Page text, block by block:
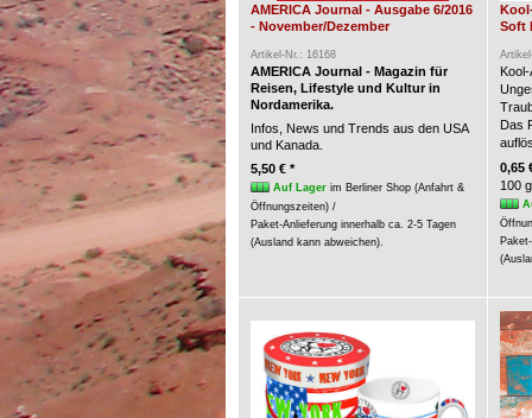
AMERICA Journal - Ausgabe 6/2016
- November/Dezember
Artikel-Nr.: 16168
AMERICA Journal - Magazin für
Reisen, Lifestyle und Kultur in
Nordamerika.
Infos, News und Trends aus den USA
und Kanada.
5,50 € *
Auf Lagerim Berliner Shop (Anfahrt &
Öffnungszeiten) /
Paket-Anlieferung innerhalb ca. 2-5 Tagen
(Ausland kann abweichen).
Soft
Das
0,65
100